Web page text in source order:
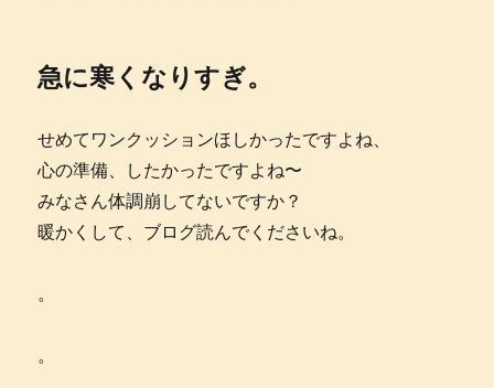
急に寒くなりすぎ。
せめてワンクッションほしかったですよね、
心の準備、したかったですよね〜
みなさん体調崩してないですか？
暖かくして、ブログ読んでくださいね。
。
。